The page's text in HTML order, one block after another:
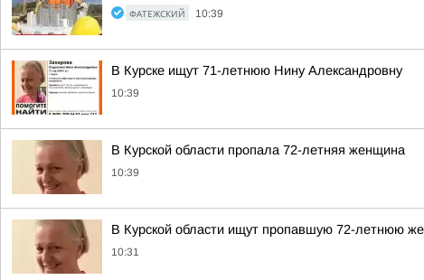
ФАТЕЖСКИЙ 10:39
В Курске ищут 71-летнюю Нину Александровну
10:39
В Курской области пропала 72-летняя женщина
10:39
В Курской области ищут пропавшую 72-летнюю
10:31